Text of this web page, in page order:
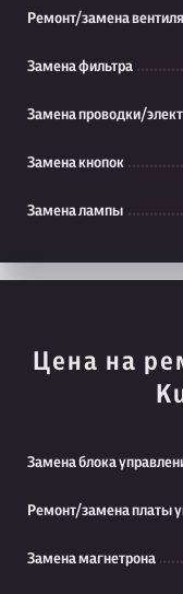
Ремонт/замена
Замена фильтра
Замена проводки/
Замена кнопок
Замена лампы
Цена на
Замена блока
Ремонт/замена платы
Замена магнетрона